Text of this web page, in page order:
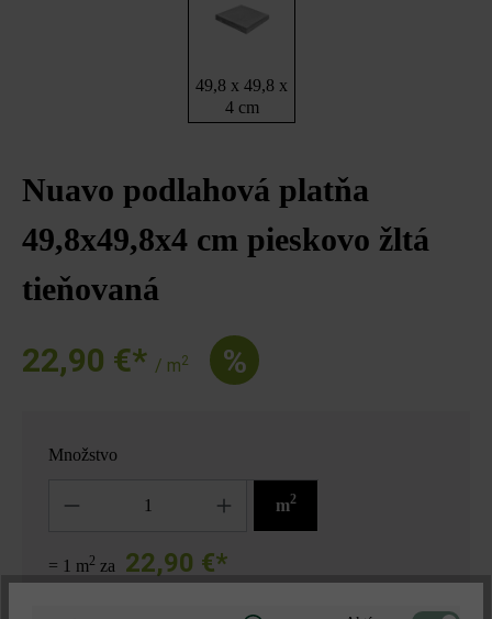
49,8 x 49,8 x
4 cm
Nuavo podlahová platňa
49,8x49,8x4 cm pieskovo žltá
tieňovaná
22,90 €* / m2 %
Množstvo
m2
= 1 m2 za 22,90 €*